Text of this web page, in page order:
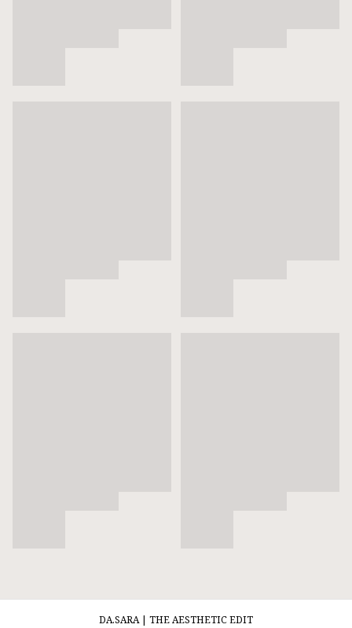
DA.SARA | THE AESTHETIC EDIT